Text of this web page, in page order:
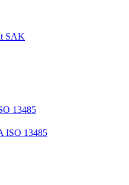
SAK
ISO 13485